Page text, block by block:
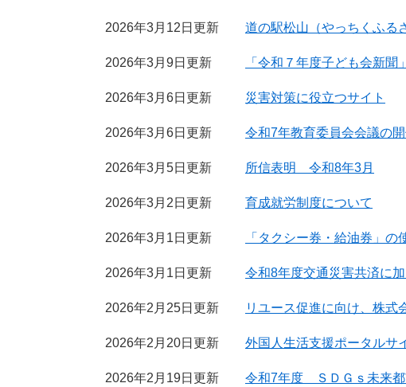
2026年3月12日更新 道の駅松山（やっちくふる
2026年3月9日更新 「令和７年度子ども会新聞
2026年3月6日更新 災害対策に役立つサイト
2026年3月6日更新 令和7年教育委員会会議の
2026年3月5日更新 所信表明 令和8年3月
2026年3月2日更新 育成就労制度について
2026年3月1日更新 「タクシー券・給油券」の
2026年3月1日更新 令和8年度交通災害共済に加
2026年2月25日更新 リユース促進に向け、株式
2026年2月20日更新 外国人生活支援ポータルサ
2026年2月19日更新 令和7年度 ＳＤＧｓ未来都